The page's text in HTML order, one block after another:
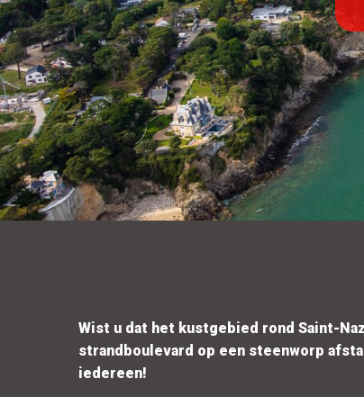
Wist u dat het kustgebied rond Saint-
strandboulevard op een steenworp
iedereen!